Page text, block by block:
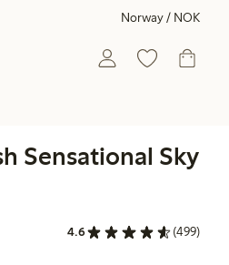
Norway / NOK
Sensational Sky
4.6 (499)